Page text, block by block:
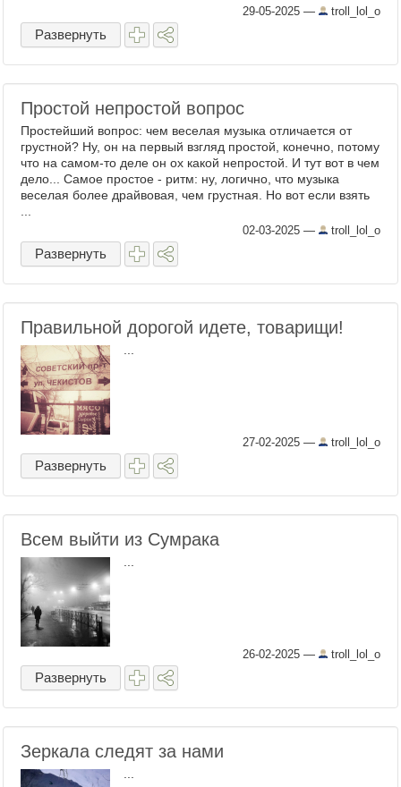
коммунист убежденным ...
29-05-2025 — troll_lol_o
Развернуть
Простой непростой вопрос
Простейший вопрос: чем веселая музыка отличается от
грустной? Ну, он на первый взгляд простой, конечно, потому
что на самом-то деле он ох какой непростой. И тут вот в чем
дело... Самое простое - ритм: ну, логично, что музыка
веселая более драйвовая, чем грустная. Но вот если взять
02-03-2025 — troll_lol_o
Развернуть
Правильной дорогой идете, товарищи!
27-02-2025 — troll_lol_o
Развернуть
Всем выйти из Сумрака
26-02-2025 — troll_lol_o
Развернуть
Зеркала следят за нами